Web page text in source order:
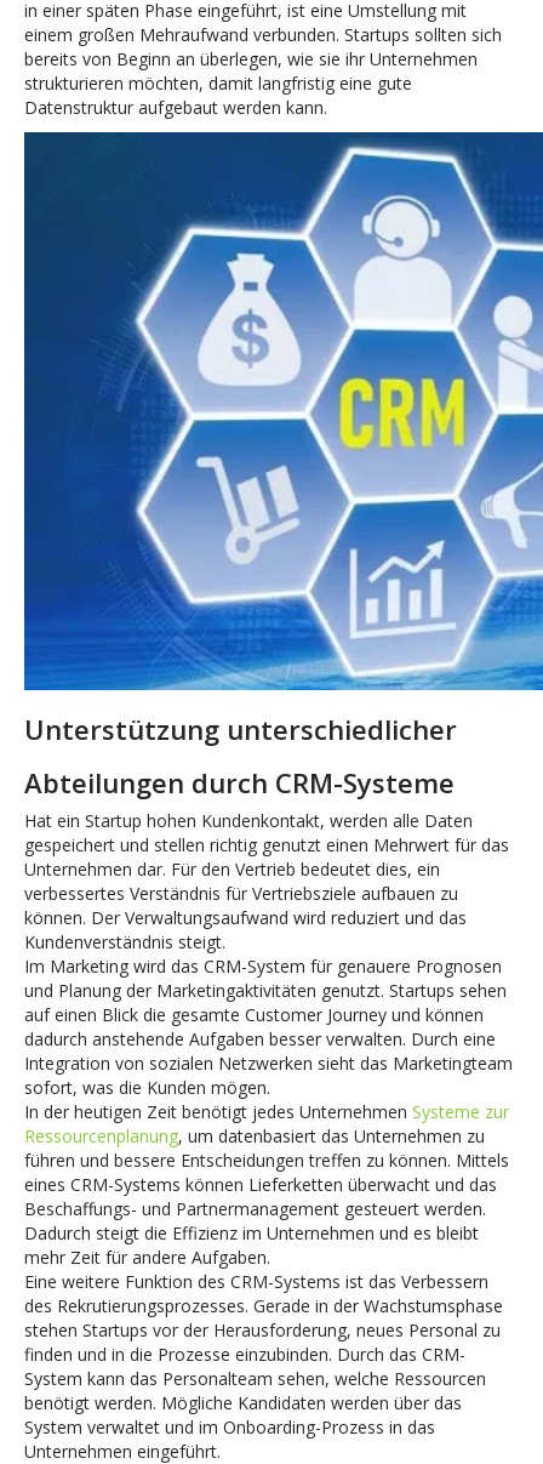
in einer späten Phase eingeführt, ist eine Umstellung mit
einem großen Mehraufwand verbunden. Startups sollten sich
bereits von Beginn an überlegen, wie sie ihr Unternehmen
strukturieren möchten, damit langfristig eine gute
Datenstruktur aufgebaut werden kann.
Unterstützung unterschiedlicher
Abteilungen durch CRM-Systeme
Hat ein Startup hohen Kundenkontakt, werden alle Daten
gespeichert und stellen richtig genutzt einen Mehrwert für das
Unternehmen dar. Für den Vertrieb bedeutet dies, ein
verbessertes Verständnis für Vertriebsziele aufbauen zu
können. Der Verwaltungsaufwand wird reduziert und das
Kundenverständnis steigt.
Im Marketing wird das CRM-System für genauere Prognosen
und Planung der Marketingaktivitäten genutzt. Startups sehen
auf einen Blick die gesamte Customer Journey und können
dadurch anstehende Aufgaben besser verwalten. Durch eine
Integration von sozialen Netzwerken sieht das Marketingteam
sofort, was die Kunden mögen.
In der heutigen Zeit benötigt jedes Unternehmen Systeme zur
Ressourcenplanung, um datenbasiert das Unternehmen zu
führen und bessere Entscheidungen treffen zu können. Mittels
eines CRM-Systems können Lieferketten überwacht und das
Beschaffungs- und Partnermanagement gesteuert werden.
Dadurch steigt die Effizienz im Unternehmen und es bleibt
mehr Zeit für andere Aufgaben.
Eine weitere Funktion des CRM-Systems ist das Verbessern
des Rekrutierungsprozesses. Gerade in der Wachstumsphase
stehen Startups vor der Herausforderung, neues Personal zu
finden und in die Prozesse einzubinden. Durch das CRM-
System kann das Personalteam sehen, welche Ressourcen
benötigt werden. Mögliche Kandidaten werden über das
System verwaltet und im Onboarding-Prozess in das
Unternehmen eingeführt.